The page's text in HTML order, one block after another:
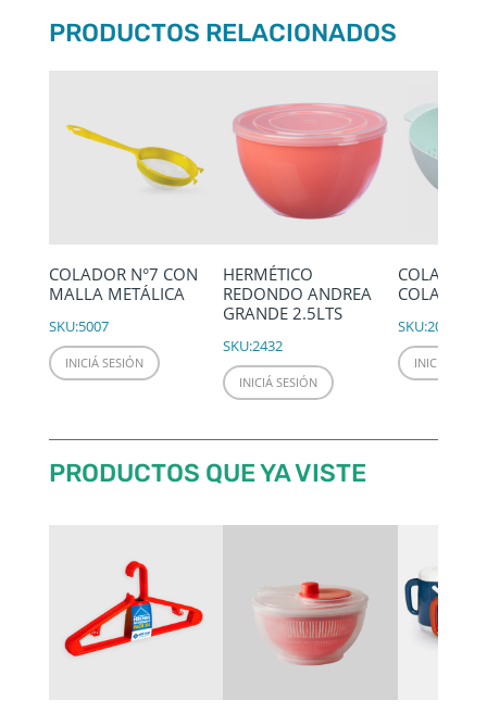
PRODUCTOS RELACIONADOS
COLADOR N°7 CON
MALLA METÁLICA
SKU:5007
INICIÁ SESIÓN
HERMÉTICO
REDONDO ANDREA
GRANDE 2.5LTS
SKU:2432
INICIÁ SESIÓN
COLADOR
SKU:2053
INICIÁ
PRODUCTOS QUE YA VISTE